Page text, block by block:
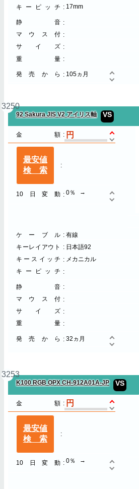
キーピッチ
17mm
静音
マウス付
サイズ
重量
発売から 105ヵ月
3250
92 Sakura JIS V2 アイリス軸 VS
金額
最安値
検索
10日変動 0％
ケーブル
有線
キーレイアウト
日本語92
キースイッチ
メカニカル
キーピッチ
静音
マウス付
サイズ
重量
発売から 32ヵ月
3253
K100 RGB OPX CH-912A01A-JP VS
金額
最安値
検索
10日変動 0％